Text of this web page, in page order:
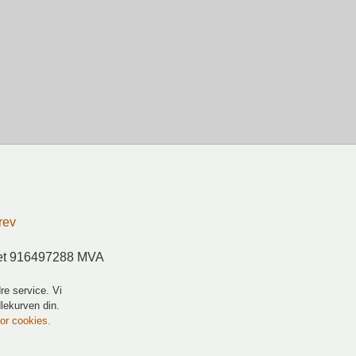
916497288 MVA
service. Vi
din.
cookies.